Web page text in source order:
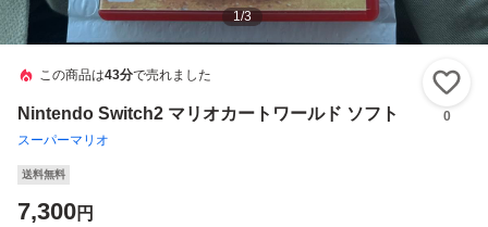
1/3
この商品は43分で売れました
Nintendo Switch2 マリオカートワールド ソフト
スーパーマリオ
0
送料無料
7,300円